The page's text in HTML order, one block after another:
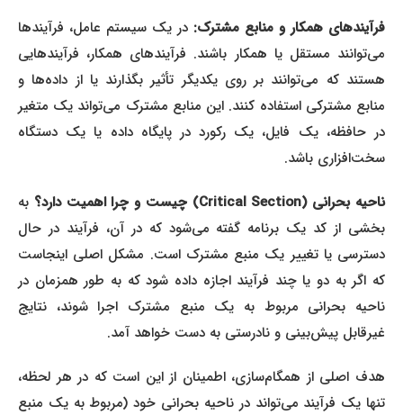
فرآیندهای همکار و منابع مشترک:در یک سیستم عامل، فرآیندها
می‌توانند مستقل یا همکار باشند. فرآیندهای همکار، فرآیندهایی
هستند که می‌توانند بر روی یکدیگر تأثیر بگذارند یا از داده‌ها و
منابع مشترکی استفاده کنند. این منابع مشترک می‌تواند یک متغیر
در حافظه، یک فایل، یک رکورد در پایگاه داده یا یک دستگاه
سخت‌افزاری باشد.
ناحیه بحرانی (Critical Section) چیست و چرا اهمیت دارد؟
به
بخشی از کد یک برنامه گفته می‌شود که در آن، فرآیند در حال
دسترسی یا تغییر یک منبع مشترک است. مشکل اصلی اینجاست
که اگر به دو یا چند فرآیند اجازه داده شود که به طور همزمان در
ناحیه بحرانی مربوط به یک منبع مشترک اجرا شوند، نتایج
غیرقابل پیش‌بینی و نادرستی به دست خواهد آمد.
هدف اصلی از همگام‌سازی، اطمینان از این است که در هر لحظه،
تنها یک فرآیند می‌تواند در ناحیه بحرانی خود (مربوط به یک منبع